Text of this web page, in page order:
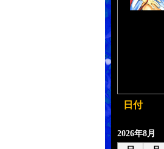
日付
2026年8月